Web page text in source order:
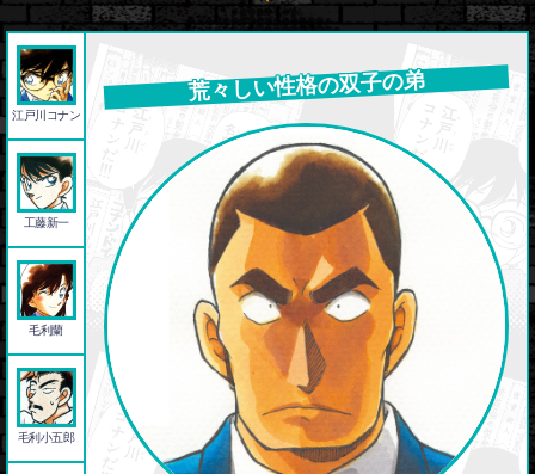
荒々しい性格の双子の弟
江戸川コナン
工藤新一
毛利蘭
毛利小五郎